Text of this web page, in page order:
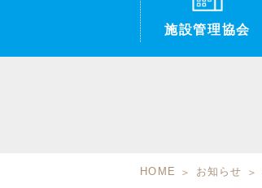
施設管理協会
HOME お知らせ